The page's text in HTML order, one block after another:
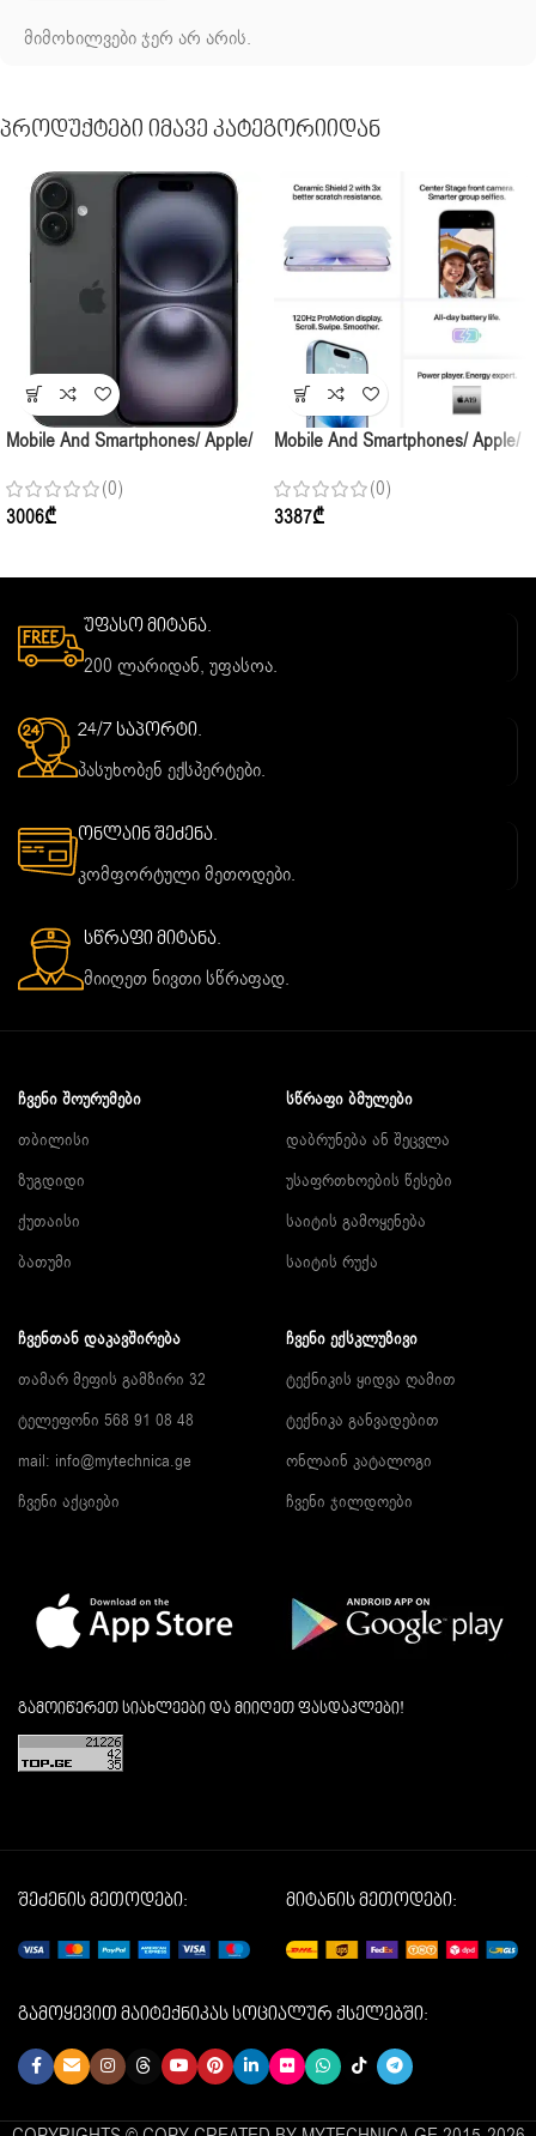
მიმოხილვები ჯერ არ არის.
Პროდუქტები Იმავე Კატეგორიიდან
Mobile And Smartphones/ Apple/
(0)
3006₾
Mobile And Smartphones/ Apple/
(0)
3387₾
უფასო მიტანა.
200 ლარიდან, უფასოა.
24/7 საპორტი.
პასუხობენ ექსპერტები.
ონლაინ შეძენა.
კომფორტული მეთოდები.
სწრაფი მიტანა.
მიიღეთ ნივთი სწრაფად.
ᲩᲕᲔᲜᲘ ᲨᲝᲣᲠᲣᲛᲔᲑᲘ
თბილისი
ზუგდიდი
ქუთაისი
ბათუმი
ᲡᲬᲠᲐᲤᲘ ᲑᲛᲣᲚᲔᲑᲘ
დაბრუნება ან შეცვლა
უსაფრთხოების წესები
საიტის გამოყენება
საიტის რუქა
ᲩᲕᲔᲜᲗᲐᲜ ᲓᲐᲙᲐᲕᲨᲘᲠᲔᲑᲐ
თამარ მეფის გამზირი 32
ტელეფონი 568 91 08 48
mail: info@mytechnica.ge
ჩვენი აქციები
ᲩᲕᲔᲜᲘ ᲔᲥᲡᲙᲚᲣᲖᲘᲕᲘ
ტექნიკის ყიდვა ღამით
ტექნიკა განვადებით
ონლაინ კატალოგი
ჩვენი ჯილდოები
გამოიწერეთ სიახლეები და მიიღეთ ფასდაკლები!
შეძენის მეთოდები: მიტანის მეთოდები:
გამოყევით მაიტექნიკას სოციალურ ქსელებში: